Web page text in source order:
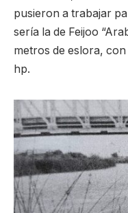
pusieron a trabajar
sería la de Feijoo
metros de eslora,
hp.